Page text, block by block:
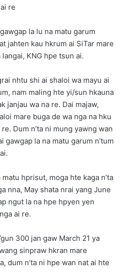
re
la lu na matu garum
jahten kau hkrum ai SiTar mare
KNG hpe tsun ai.
nhtu shi ai shaloi wa mayu ai
nam maling hte yi/sun hkauna
janjau wa na re. Dai majaw,
mare buga de wa nga na hku
Dum n’ta ni mung yawng wan
gawgap la na matu garum n’tum
hprisut, moga hte kaga n’ta
nna, May shata nrai yang June
ngut la na hpe hpyen yen
ai re.
300 jan gaw March 21 ya
sinpraw hkran mare
dum n’ta ni hpe wan nat ai hte